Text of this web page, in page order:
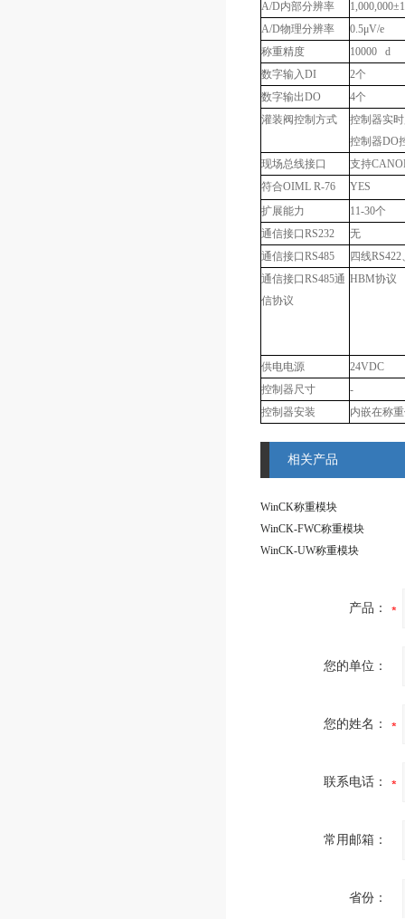
A/D内部分辨率 1,000,000±1
A/D物理分辨率 0.5μV/e
称重精度
10000 d
数字输入DI 2个
数字输出DO 4个
灌装阀控制方式
控制器实
控制器DO
现场总线接口
支持
符合OIML R-76
YES
扩展能力
11-30个
通信接口RS232
无
通信接口RS485 四线RS422
通信接口RS485通
信协议
HBM协议
供电电源
24VDC
控制器尺寸
-
控制器安装
内嵌在称
相关产品
WinCK称重模块
WinCK-FWC称重模块
WinCK-UW称重模块
产品：
您的单位：
您的姓名：
联系电话：
常用邮箱：
省份：